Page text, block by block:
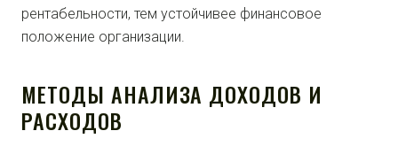
рентабельности, тем устойчивее финансовое
положение организации.
МЕТОДЫ АНАЛИЗА ДОХОДОВ И
РАСХОДОВ